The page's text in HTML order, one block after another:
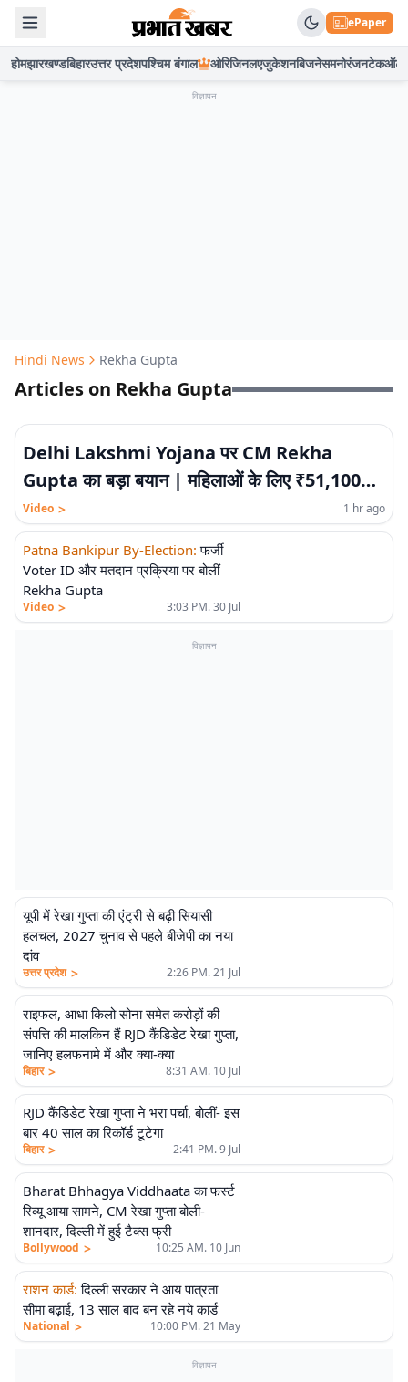
ePaper
होमझारखण्डबिहारउत्तर प्रदेशपश्चिम बंगाल ओरिजिनलएजुकेशनबिजनेसमनोरंजनटेकऑटो
विज्ञापन
Hindi News Rekha Gupta
Articles on Rekha Gupta
Delhi Lakshmi Yojana पर CM Rekha
Gupta का बड़ा बयान | महिलाओं के लिए ₹51,100
करोड़ की योजना!
Video > 1 hr ago
Patna Bankipur By-Election: फर्जी
Voter ID और मतदान प्रक्रिया पर बोलीं
Rekha Gupta
Video > 3:03 PM. 30 Jul
विज्ञापन
यूपी में रेखा गुप्ता की एंट्री से बढ़ी सियासी
हलचल, 2027 चुनाव से पहले बीजेपी का नया
दांव
उत्तर प्रदेश > 2:26 PM. 21 Jul
राइफल, आधा किलो सोना समेत करोड़ों की
संपत्ति की मालकिन हैं RJD कैंडिडेट रेखा गुप्ता,
जानिए हलफनामे में और क्या-क्या
बिहार > 8:31 AM. 10 Jul
RJD कैंडिडेट रेखा गुप्ता ने भरा पर्चा, बोलीं- इस
बार 40 साल का रिकॉर्ड टूटेगा
बिहार > 2:41 PM. 9 Jul
Bharat Bhhagya Viddhaata का फर्स्ट
रिव्यू आया सामने, CM रेखा गुप्ता बोली-
शानदार, दिल्ली में हुई टैक्स फ्री
Bollywood > 10:25 AM. 10 Jun
राशन कार्ड: दिल्ली सरकार ने आय पात्रता
सीमा बढ़ाई, 13 साल बाद बन रहे नये कार्ड
National > 10:00 PM. 21 May
विज्ञापन